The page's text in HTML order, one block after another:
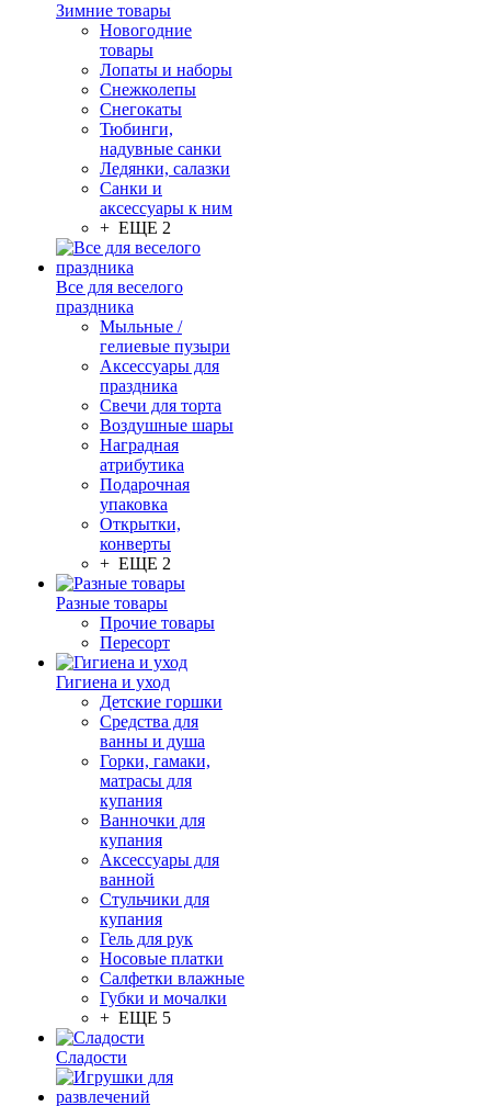
Зимние товары
Новогодние
товары
Лопаты и наборы
Снежколепы
Снегокаты
Тюбинги,
надувные санки
Ледянки, салазки
Санки и
аксессуары к ним
+ ЕЩЕ 2
Все для веселого
праздника
Мыльные /
гелиевые пузыри
Аксессуары для
праздника
Свечи для торта
Воздушные шары
Наградная
атрибутика
Подарочная
упаковка
Открытки,
конверты
+ ЕЩЕ 2
Разные товары
Прочие товары
Пересорт
Гигиена и уход
Детские горшки
Средства для
ванны и душа
Горки, гамаки,
матрасы для
купания
Ванночки для
купания
Аксессуары для
ванной
Стульчики для
купания
Гель для рук
Носовые платки
Салфетки влажные
Губки и мочалки
+ ЕЩЕ 5
Сладости